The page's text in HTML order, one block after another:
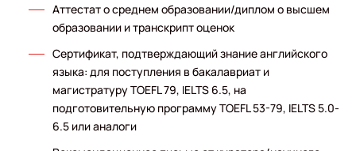
Аттестат о среднем образовании/диплом о высшем
образовании и транскрипт оценок
Сертификат, подтверждающий знание английского
языка: для поступления в бакалавриат и
магистратуру TOEFL 79, IELTS 6.5, на
подготовительную программу TOEFL 53-79, IELTS 5.0-
6.5 или аналоги